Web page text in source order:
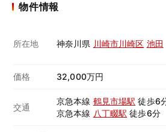
物件情報
所在地 神奈川県 川崎市川崎区 池田
価格 32,000万円
交通
京急本線 鶴見市場駅 徒歩6
京急本線 八丁畷駅 徒歩6分